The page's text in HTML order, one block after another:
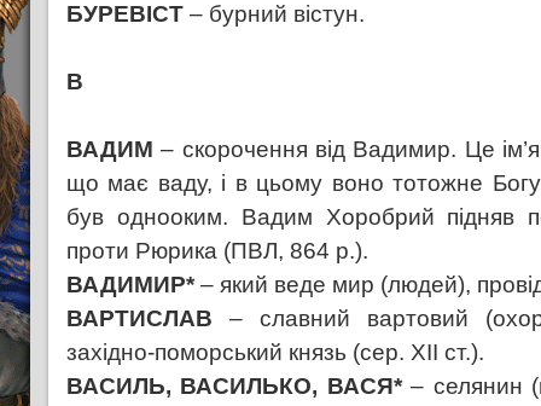
БУРЕВІСТ – бурний вістун.
В
ВАДИМ – скорочення від Вадимир. Це
що має ваду, і в цьому воно тотожне
був однооким. Вадим Хоробрий підняв
проти Рюрика (ПВЛ, 864 р.).
ВАДИМИР*– який веде мир (людей),
ВАРТИСЛАВ – славний вартовий
західно-поморський князь (сер. XII ст.).
ВАСИЛЬ, ВАСИЛЬКО, ВАСЯ*– селянин